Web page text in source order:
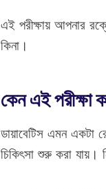
এই পরীক্ষায় আপনার
কিনা।
কেন এই পরীক্ষা
ডায়াবেটিস এমন একটা
চিকিৎসা শুরু করা যায়।